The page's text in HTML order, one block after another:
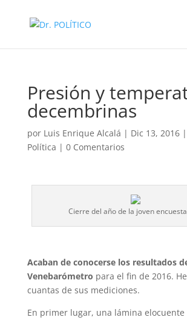
Presión y
decembrinas
por Luis Enrique Alcalá | Dic 13, 2016|
Política | 0 Comentarios
Cierre del año de la joven
Acaban de conocerse los resultados
Venebarómetro para el fin de 2016.
cuantas de sus mediciones.
En primer lugar, una lámina elocuente